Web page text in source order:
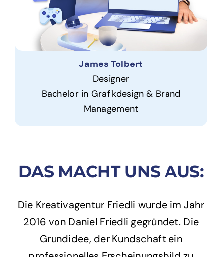
James Tolbert
Designer
Bachelor in Grafikdesign & Brand
Management
DAS MACHT UNS AUS:
Die Kreativagentur Friedli wurde im Jahr
2016 von Daniel Friedli gegründet. Die
Grundidee, der Kundschaft ein